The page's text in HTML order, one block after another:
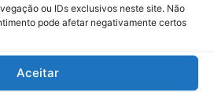
ou IDs exclusivos neste site. Não
pode afetar negativamente certos
Aceitar